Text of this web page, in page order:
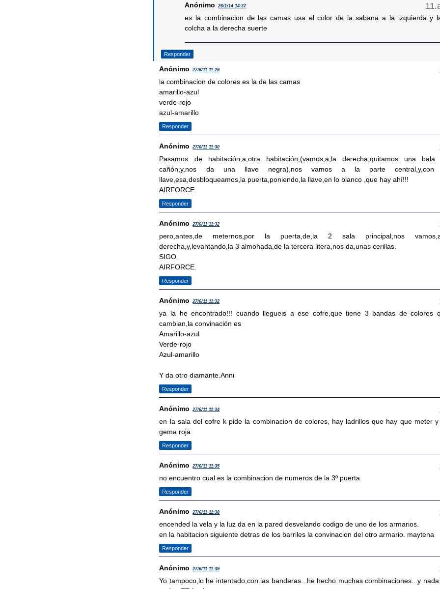
Anónimo 26/1/14 14:37
es la combinacion de las camas usa el color de la sabana a la izquierda y
colcha a la derecha suerte
Responder
Anónimo 27/6/11 11:29
la combinacion de colores es la de las camas
amarillo-azul
verde-rojo
azul-amarillo
Responder
Anónimo 27/6/11 11:30
Pasamos de habitación,a,otra habitación,(vamos,a,la derecha,quitamos una bala
cañón,y,nos da una llave negra),nos vamos a la parte
llave,esa,desbloqueamos,la puerta,poniendo,la llave,en lo blanco ,que hay ahí!!!
AIRFORCE.
Responder
Anónimo 27/6/11 11:32
pero,antes,de meternos,por la puerta,de,la 2 sala principal,nos
derecha,y,levantando,la 3 almohada,de la tercera litera,nos da,unas cerillas.
SIGO.
AIRFORCE.
Responder
Anónimo 27/6/11 11:32
ya la he encontrado!!! cuando llegueis a ese cofre,que tiene 3 bandas de colores
cambian,la convinación es
Amarillo-azul
Verde-rojo
Azul-amarillo
Y da otro diamante.Anni
Responder
Anónimo 27/6/11 11:34
en la sala del cofre k pide la combinacion de colores, hay ladrillos que hay que meter
gema roja
Responder
Anónimo 27/6/11 11:35
no encuentro cual es la combinacion de numeros de la 3º puerta
Responder
Anónimo 27/6/11 11:38
encended la vela y la luz da en la pared desvelando codigo de uno de los armarios.
en la habitacion siguiente detras de los barriles la convinacion del otro armario. maytena
Responder
Anónimo 27/6/11 11:39
Yo tampoco,lo he intentado,con las banderas...he hecho muchas combinaciones...y